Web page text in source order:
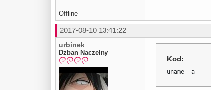
make:
Unable to
For more
"http://
Execution
Offline
2017-08-10 13:41:22
urbinek
Dzban Naczelny
Kod:
uname -a